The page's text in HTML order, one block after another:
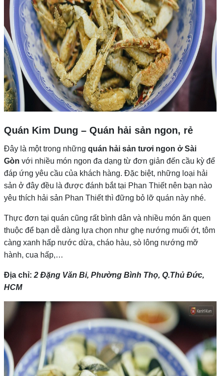
Quán Kim Dung – Quán hải sản ngon, rẻ
Đây là một trong những quán hải sản tươi ngon ở Sài
Gòn với nhiều món ngon đa dạng từ đơn giản đến cầu kỳ để
đáp ứng yêu cầu của khách hàng. Đặc biệt, những loại hải
sản ở đây đều là được đánh bắt tại Phan Thiết nên bạn nào
yêu thích hải sản Phan Thiết thì đững bỏ lỡ quán này nhé.
Thực đơn tại quán cũng rất bình dân và nhiều món ăn quen
thuộc để bạn dễ dàng lựa chọn như ghẹ nướng muối ớt, tôm
càng xanh hấp nước dừa, cháo hàu, sò lông nướng mỡ
hành, cua hấp,…
Địa chỉ: 2 Đặng Văn Bi, Phường Bình Thọ, Q.Thủ Đức,
HCM